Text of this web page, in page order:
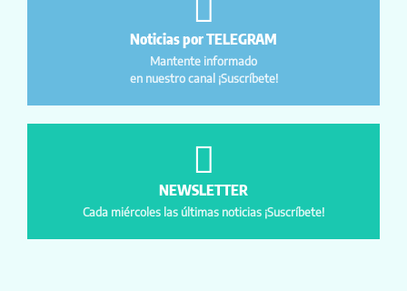
Noticias por TELEGRAM
Mantente informado
en nuestro canal ¡Suscríbete!
NEWSLETTER
Cada miércoles las últimas noticias ¡Suscríbete!